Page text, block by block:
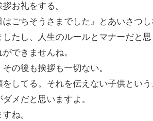
お礼をする。
ごちそうさまでした』とあいさつし
たし、人生のルールとマナーだと思
できませんね。
の後も挨拶も一切ない。
してる。それを伝えない子供という
メだと思いますよ。
ね。